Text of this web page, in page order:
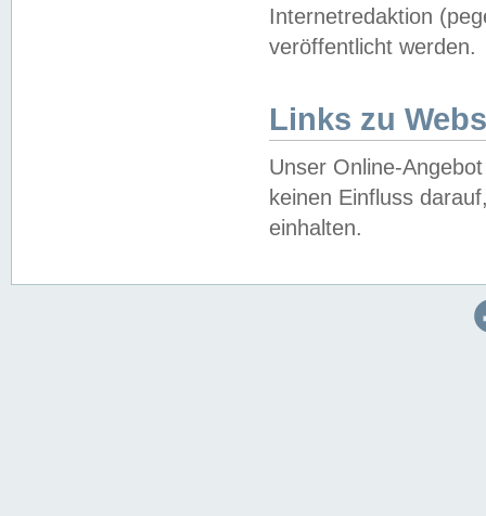
Internetredaktion
veröffentlicht werden.
Links zu
Unser Online-
keinen Einfluss
einhalten.